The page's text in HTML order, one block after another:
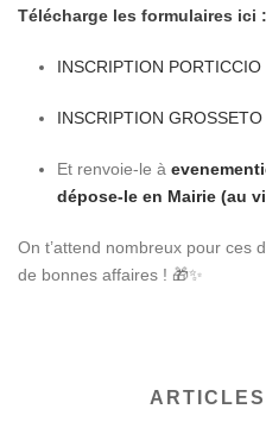
Télécharge les formulaires ici :
INSCRIPTION
INSCRIPTION
Et renvoie-le à
dépose-le en Mairie (au
On t’attend nombreux pour ces
de bonnes affaires ! 🎁✨